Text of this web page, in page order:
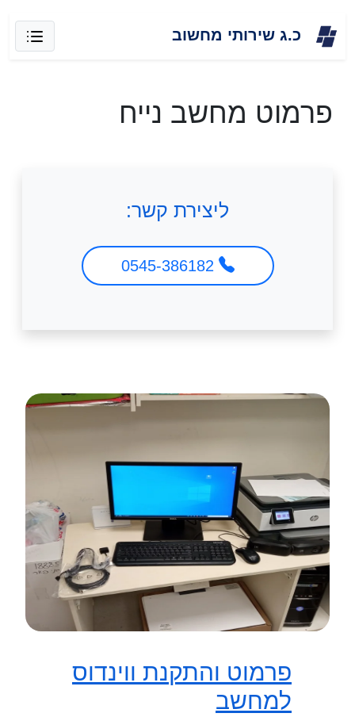
כ.ג שירותי מחשוב
פרמוט מחשב נייח
ליצירת קשר:
פרמוט והתקנת ווינדוס
למחשב